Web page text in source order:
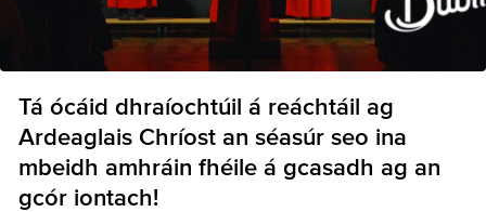
Tá ócáid dhraíochtúil á reáchtáil ag
Ardeaglais Chríost an séasúr seo ina
mbeidh amhráin fhéile á gcasadh ag an
gcór iontach!